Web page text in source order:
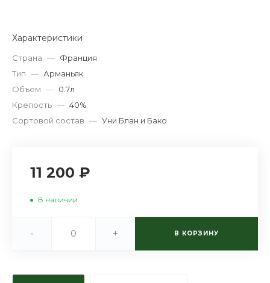
Характеристики
Страна — Франция
Тип — Арманьяк
Объем — 0.7л
Крепость — 40%
Сортовой состав — Уни Блан и Бако
11 200 ₽
В наличии
- + В КОРЗИНУ